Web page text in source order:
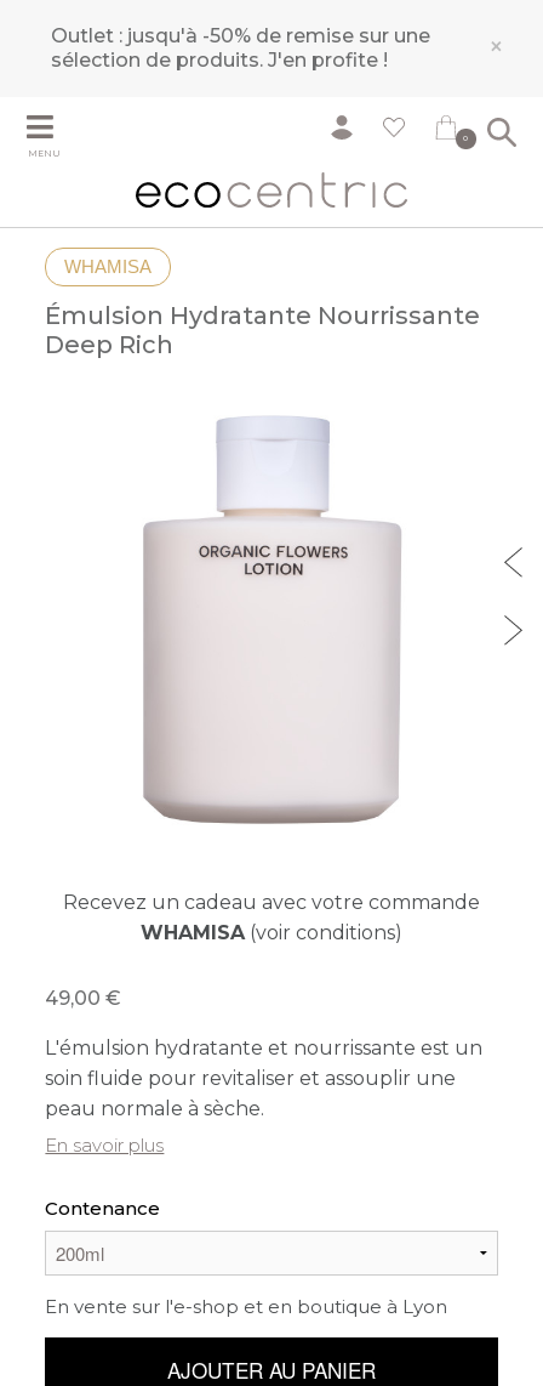
Outlet : jusqu'à -50% de remise sur une
sélection de produits.J'en profite ! ×
MENU
0
WHAMISA
Émulsion Hydratante Nourrissante
Deep Rich
Recevez un cadeau avec votre commande
WHAMISA(voir conditions)
49,00
L'émulsion hydratante et nourrissante est un
soin fluide pour revitaliser et assouplir une
peau normale à sèche.
En savoir plus
Contenance
En vente sur l'e-shop et en boutique à Lyon
AJOUTER AU PANIER